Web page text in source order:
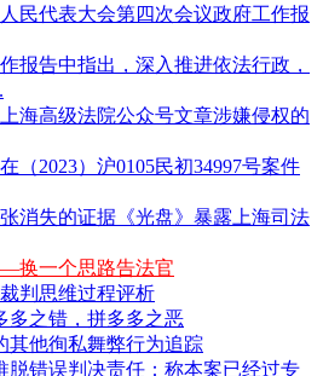
民代表大会第四次会议政府工作报
报告中指出，深入推进依法行政，
海高级法院公众号文章涉嫌侵权的
（2023）沪0105民初34997号案件
消失的证据《光盘》暴露上海司法
换一个思路告法官
判思维过程评析
多之错，拼多多之恶
其他徇私舞弊行为追踪
脱错误判决责任：称本案已经过专